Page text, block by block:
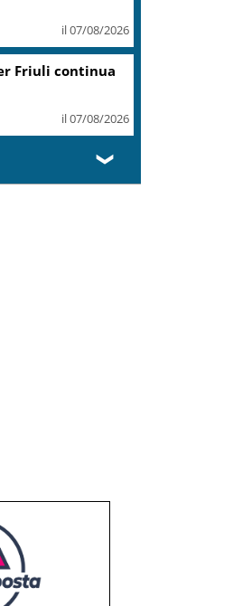
il 07/08/2026
Friuli continua
il 07/08/2026
❯